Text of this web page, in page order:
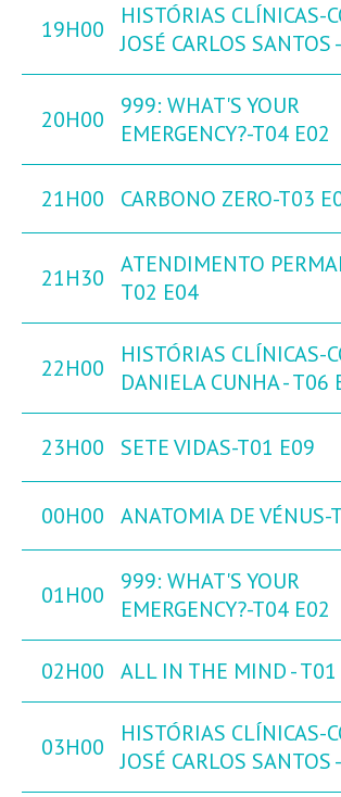
19H00
HISTÓRIAS CLÍNICAS-
JOSÉ CARLOS SANTOS
20H00
999: WHAT'S YOUR
EMERGENCY?-T04 E02
21H00 CARBONO ZERO-T03
21H30
ATENDIMENTO
T02 E04
22H00
HISTÓRIAS CLÍNICAS-
DANIELA CUNHA - T06
23H00 SETE VIDAS-T01 E09
00H00 ANATOMIA DE VÉNUS-
01H00
999: WHAT'S YOUR
EMERGENCY?-T04 E02
02H00 ALL IN THE MIND - T01
03H00
HISTÓRIAS CLÍNICAS-
JOSÉ CARLOS SANTOS